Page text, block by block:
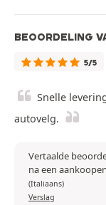
BEOORDELING
5/5
Snelle
autovelg.
Vertaalde
na een
(Italiaans)
Verslag